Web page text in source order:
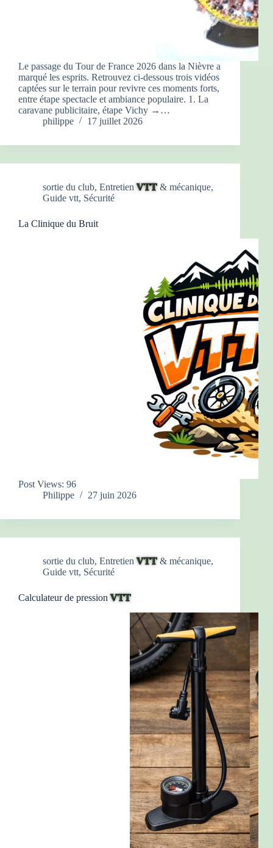
Le passage du Tour de France 2026 dans la Nièvre a
marqué les esprits. Retrouvez ci-dessous trois vidéos
captées sur le terrain pour revivre ces moments forts,
entre étape spectacle et ambiance populaire. 1. La
caravane publicitaire, étape Vichy →…
philippe
17 juillet 2026
sortie du club, EntretienVTT& mécanique,
Guide vtt, Sécurité
La Clinique du Bruit
Post Views: 96
Philippe
27 juin 2026
sortie du club, EntretienVTT& mécanique,
Guide vtt, Sécurité
Calculateur de pressionVTT